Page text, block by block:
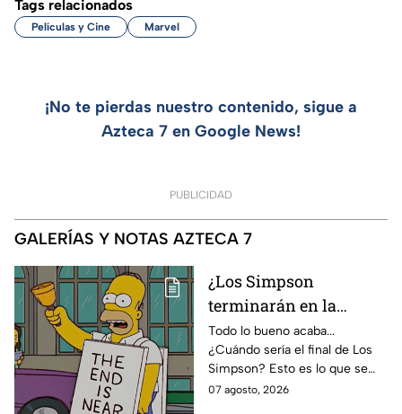
Tags relacionados
Películas y Cine Marvel
¡No te pierdas nuestro contenido, sigue a
Azteca 7 en Google News!
PUBLICIDAD
GALERÍAS Y NOTAS AZTECA 7
¿Los Simpson
terminarán en la
temporada 40? Actriz
de Bart Simpson da
IMPACTANTE
declaración
Todo lo bueno acaba...
¿Cuándo sería el final de Los
Simpson? Esto es lo que se
sabe:
07 agosto, 2026